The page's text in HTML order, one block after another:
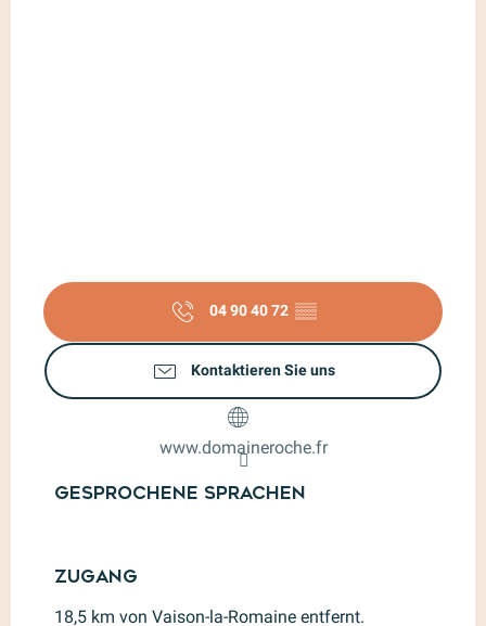
04 90 40 72 ▒▒
Kontaktieren Sie uns
www.domaineroche.fr
Gesprochene Sprachen
Gesprochene Sprachen
Zugang
Zugang
18,5 km von Vaison-la-Romaine entfernt.